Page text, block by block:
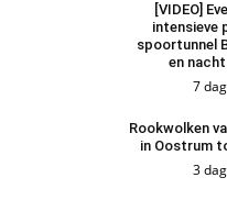
[VIDEO]
intensieve
spoortunnel
en
7
Rookwolken
in Oostrum
3